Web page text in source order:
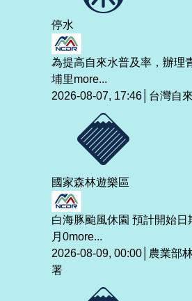
停水
為提高自來水普及率，辦理
埔里more...
2026-08-07, 17:46│台灣自
國家森林遊樂區
白海豚颱風休園 預計開始日
月0more...
2026-08-09, 00:00│農業部
署